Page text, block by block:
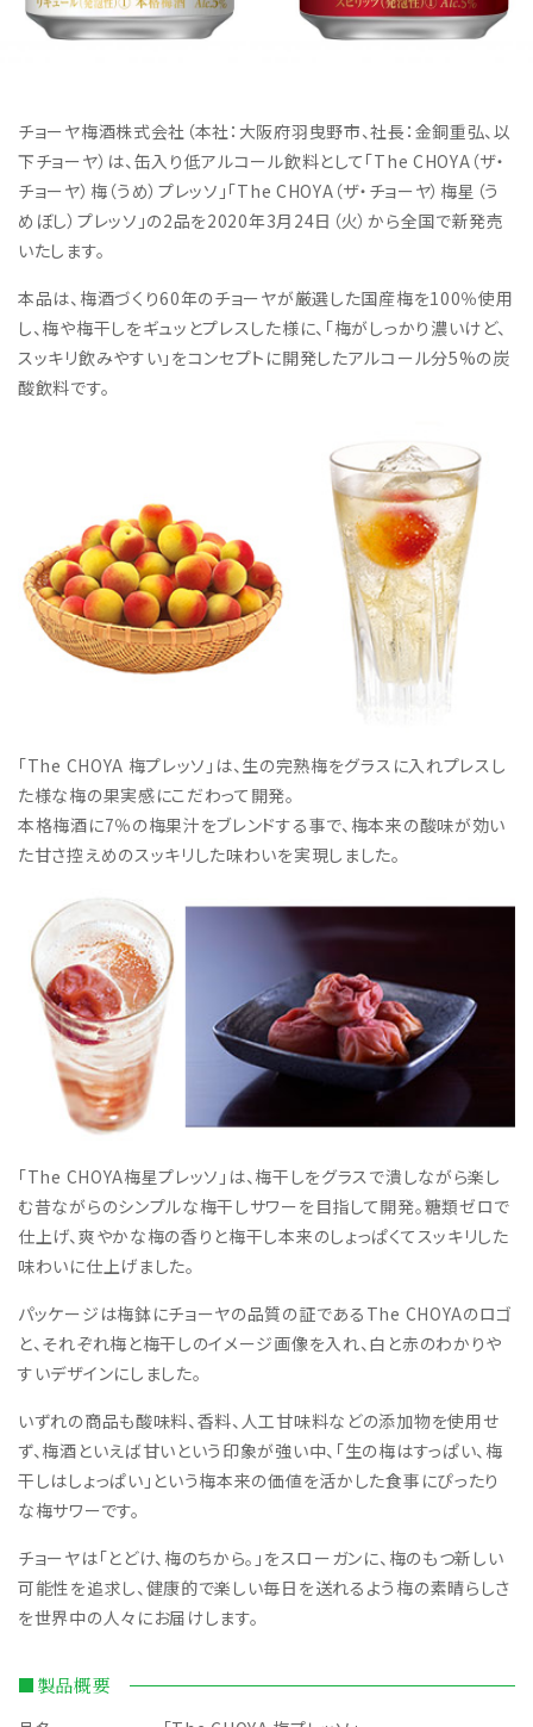
チョーヤ梅酒株式会社（本社：大阪府羽曳野市、社長：金銅重弘、以
下チョーヤ）は、缶入り低アルコール飲料として「The CHOYA（ザ・
チョーヤ）梅（うめ）プレッソ」「The CHOYA（ザ・チョーヤ）梅星（う
めぼし）プレッソ」の2品を2020年3月24日（火）から全国で新発売
いたします。
本品は、梅酒づくり60年のチョーヤが厳選した国産梅を100％使用
し、梅や梅干しをギュッとプレスした様に、「梅がしっかり濃いけど、
スッキリ飲みやすい」をコンセプトに開発したアルコール分5%の炭
酸飲料です。
「The CHOYA 梅プレッソ」は、生の完熟梅をグラスに入れプレスし
た様な梅の果実感にこだわって開発。
本格梅酒に7％の梅果汁をブレンドする事で、梅本来の酸味が効い
た甘さ控えめのスッキリした味わいを実現しました。
「The CHOYA梅星プレッソ」は、梅干しをグラスで潰しながら楽し
む昔ながらのシンプルな梅干しサワーを目指して開発。糖類ゼロで
仕上げ、爽やかな梅の香りと梅干し本来のしょっぱくてスッキリした
味わいに仕上げました。
パッケージは梅鉢にチョーヤの品質の証であるThe CHOYAのロゴ
と、それぞれ梅と梅干しのイメージ画像を入れ、白と赤のわかりや
すいデザインにしました。
いずれの商品も酸味料、香料、人工甘味料などの添加物を使用せ
ず、梅酒といえば甘いという印象が強い中、「生の梅はすっぱい、梅
干しはしょっぱい」という梅本来の価値を活かした食事にぴったり
な梅サワーです。
チョーヤは「とどけ、梅のちから。」をスローガンに、梅のもつ新しい
可能性を追求し、健康的で楽しい毎日を送れるよう梅の素晴らしさ
を世界中の人々にお届けします。
■製品概要